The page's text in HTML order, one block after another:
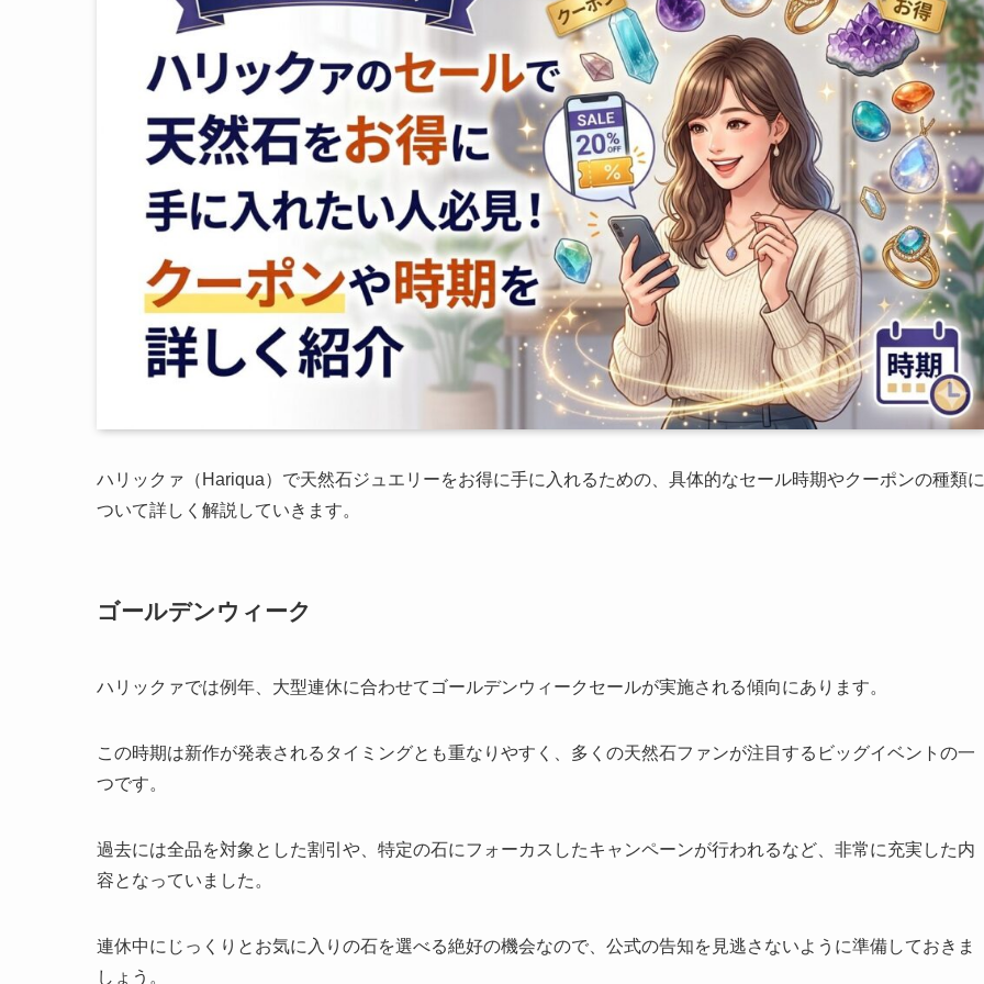
ハリックァ（Hariqua）で天然石ジュエリーをお得に手に入れるための、具体的なセール時期やクーポンの種類に
ついて詳しく解説していきます。
ゴールデンウィーク
ハリックァでは例年、大型連休に合わせてゴールデンウィークセールが実施される傾向にあります。
この時期は新作が発表されるタイミングとも重なりやすく、多くの天然石ファンが注目するビッグイベントの一
つです。
過去には全品を対象とした割引や、特定の石にフォーカスしたキャンペーンが行われるなど、非常に充実した内
容となっていました。
連休中にじっくりとお気に入りの石を選べる絶好の機会なので、公式の告知を見逃さないように準備しておきま
しょう。